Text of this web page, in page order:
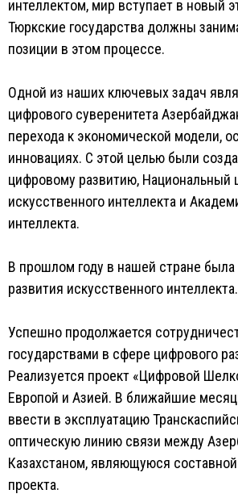
интеллектом, мир вступает в новый
Тюркские государства должны
позиции в этом процессе.
Одной из наших ключевых задач
цифрового суверенитета
перехода к экономической модели,
инновациях. С этой целью были
цифровому развитию, Национальный
искусственного интеллекта и
интеллекта.
В прошлом году в нашей стране была
развития искусственного
Успешно продолжается
государствами в сфере цифрового
Реализуется проект «Цифровой
Европой и Азией. В ближайшие
ввести в эксплуатацию
оптическую линию связи между
Казахстаном, являющуюся
проекта.